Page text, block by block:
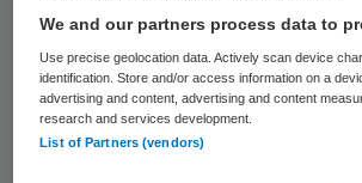
De vijf maakten onder andere
dementerende bejaarden.
ook naakte patiënten. Een
dementerende hartpatiënt
We and our partners process data to
Use precise geolocation data. Actively scan device
identification. Store and/or access information on a
advertising and content, advertising and content
research and services development.
List of Partners (vendors)